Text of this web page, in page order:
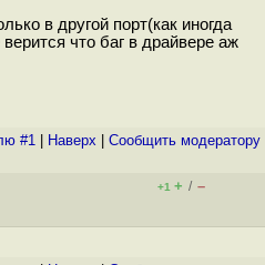
в другой порт(как иногда
что баг в драйвере аж
#1 Наверх Cообщить модератору
+1 + / –